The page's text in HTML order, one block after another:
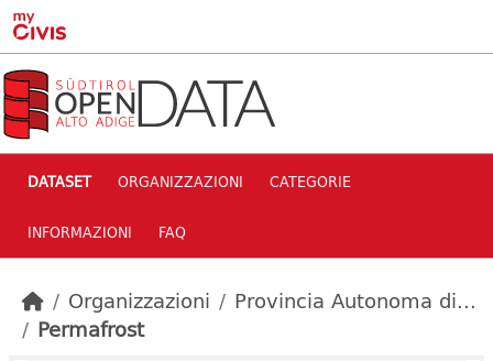
Skip to main content
DATASET ORGANIZZAZIONI CATEGORIE
INFORMAZIONI FAQ
Organizzazioni
Provincia Autonoma di...
Permafrost